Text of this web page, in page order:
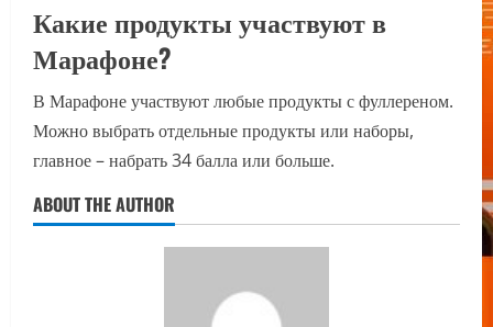
Какие продукты участвуют в
Марафоне?
В Марафоне участвуют любые продукты с фуллереном.
Можно выбрать отдельные продукты или наборы,
главное – набрать 34 балла или больше.
ABOUT THE AUTHOR